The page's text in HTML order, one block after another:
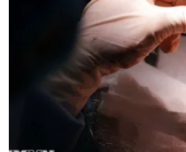
Hành khách làm thủ
CTV/
Vietnam Airlines vừa
đầu tiên chính thức
thường lệ giữa châu
năm gián đoạn vì ảnh